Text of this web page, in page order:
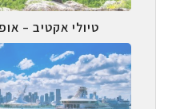
טיולי אקטיב –